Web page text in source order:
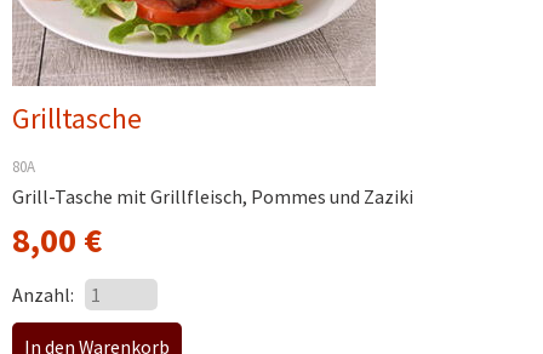
Grilltasche
80A
Grill-Tasche mit Grillfleisch, Pommes und Zaziki
8,00 €
Anzahl: